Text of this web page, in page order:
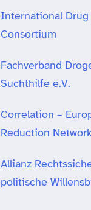
International Drug
Consortium
Fachverband
Suchthilfe e.V.
Correlation –
Reduction
Allianz
politische